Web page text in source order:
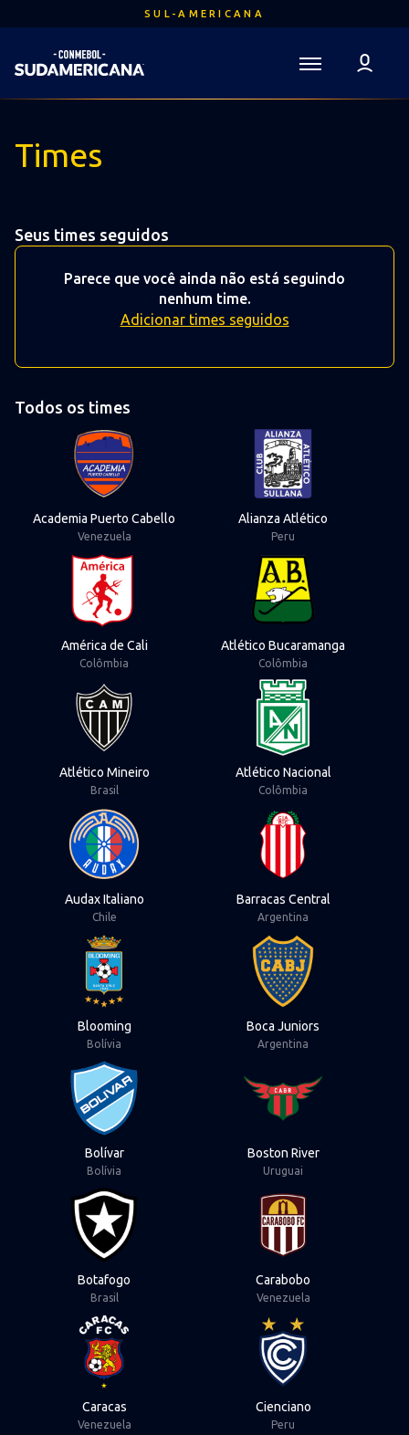
para
conteúdo
principal
SUL-AMERICANA
Navigation
Times
Seus times seguidos
Parece que você ainda não está seguindo
nenhum time.
Adicionar times seguidos
Todos os times
View Academia Puerto Cabello
Academia Puerto Cabello
Venezuela
View Alianza
Alianza Atlético
Peru
View América de Cali
América de Cali
Colômbia
View Atlético
Atlético Bucaramanga
Colômbia
View Atlético Mineiro
Atlético Mineiro
Brasil
View Atlético
Atlético Nacional
Colômbia
View Audax Italiano
Audax Italiano
Chile
View Barracas
Barracas Central
Argentina
View Blooming
Blooming
Bolívia
View Boca Juniors
Boca Juniors
Argentina
View Bolívar
Bolívar
Bolívia
Boston River
Uruguai
View Botafogo
Botafogo
Brasil
View Carabobo
Carabobo
Venezuela
View Caracas
Caracas
Venezuela
View Cienciano
Cienciano
Peru